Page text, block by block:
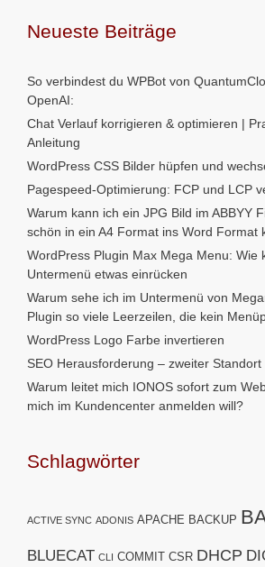
Neueste Beiträge
So verbindest du WPBot von
OpenAI:
Chat Verlauf korrigieren & optimieren |
Anleitung
WordPress CSS Bilder hüpfen und
Pagespeed-Optimierung: FCP und LCP
Warum kann ich ein JPG Bild im ABBYY
schön in ein A4 Format ins Word Format
WordPress Plugin Max Mega Menu: Wie
Untermenü etwas einrücken
Warum sehe ich im Untermenü von
Plugin so viele Leerzeilen, die kein
WordPress Logo Farbe invertieren
SEO Herausforderung – zweiter Standort
Warum leitet mich IONOS sofort zum
mich im Kundencenter anmelden will?
Schlagwörter
ACTIVE SYNC ADONIS APACHE BACKUP
BLUECAT CLI COMMIT CSR DHCP